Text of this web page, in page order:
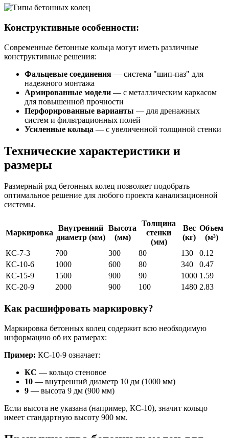
Конструктивные особенности:
Современные бетонные кольца могут иметь различные
конструктивные решения:
Фальцевые соединения — система "шип-паз" для
надежного монтажа
Армированные модели — с металлическим каркасом
для повышенной прочности
Перфорированные варианты — для дренажных
систем и фильтрационных полей
Усиленные кольца — с увеличенной толщиной стенки
Технические характеристики и
размеры
Размерный ряд бетонных колец позволяет подобрать
оптимальное решение для любого проекта канализационной
системы.
Маркировка
Внутренний
диаметр (мм)
Высота
(мм)
Толщина
стенки
(мм)
Вес
(кг)
Объем
(м³)
КС-7-3
700 300 80 130
0.12
КС-10-6
1000 600 80 340
0.47
КС-15-9
1500 900 90 1000 1.59
КС-20-9
2000 900 100 1480 2.83
Как расшифровать маркировку?
Маркировка бетонных колец содержит всю необходимую
информацию об их размерах:
Пример: КС-10-9 означает:
КС — кольцо стеновое
10 — внутренний диаметр 10 дм (1000 мм)
9 — высота 9 дм (900 мм)
Если высота не указана (например, КС-10), значит кольцо
имеет стандартную высоту 900 мм.